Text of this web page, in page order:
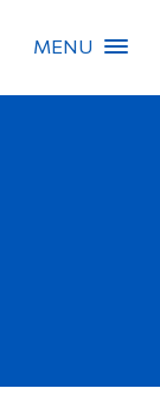
MENU
site